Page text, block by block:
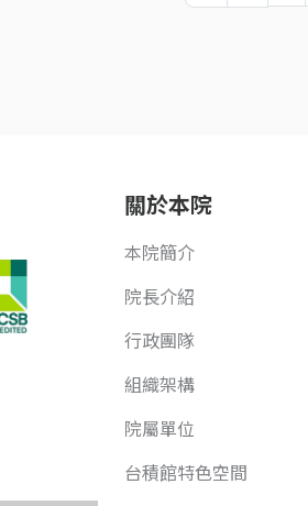
關於本院
本院簡介
院長介紹
行政團隊
組織架構
院屬單位
台積館特色空間